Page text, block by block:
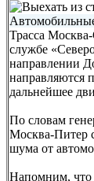
Трасса
службе
направлении
направляются
дальнейшее
По словам
Москва-Питер
шума от
Напомним, что